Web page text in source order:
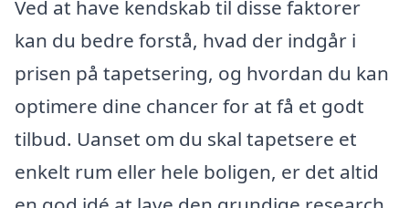
Ved at have kendskab til disse faktorer
kan du bedre forstå, hvad der indgår i
prisen på tapetsering, og hvordan du kan
optimere dine chancer for at få et godt
tilbud. Uanset om du skal tapetsere et
enkelt rum eller hele boligen, er det altid